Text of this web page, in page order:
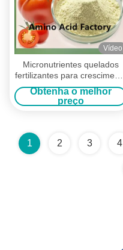
Vídeo
Micronutrientes quelados
fertilizantes para crescimento
e tolerância ao estresse
Obtenha o melhor
preço
1 2 3 4